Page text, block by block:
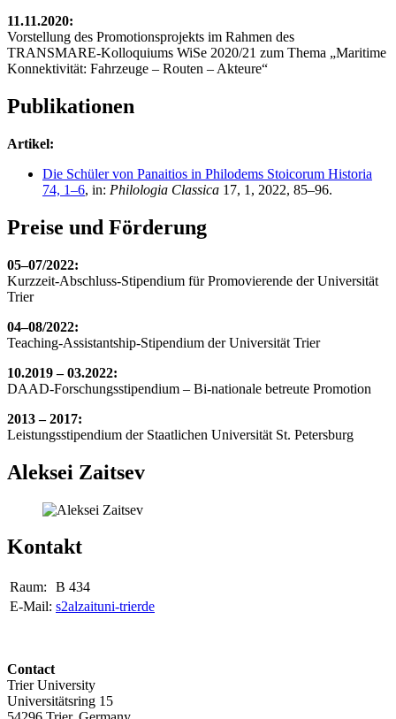
11.11.2020:
Vorstellung des Promotionsprojekts im Rahmen des
TRANSMARE-Kolloquiums WiSe 2020/21 zum Thema „Maritime
Konnektivität: Fahrzeuge – Routen – Akteure“
Publikationen
Artikel:
Die Schüler von Panaitios in Philodems Stoicorum Historia
74, 1–6, in: Philologia Classica 17, 1, 2022, 85–96.
Preise und Förderung
05–07/2022:
Kurzzeit-Abschluss-Stipendium für Promovierende der Universität
Trier
04–08/2022:
Teaching-Assistantship-Stipendium der Universität Trier
10.2019 – 03.2022:
DAAD-Forschungsstipendium – Bi-nationale betreute Promotion
2013 – 2017:
Leistungsstipendium der Staatlichen Universität St. Petersburg
Aleksei Zaitsev
Kontakt
Raum:
B 434
E-Mail: s2alzaituni-trierde
Contact
Trier University
Universitätsring 15